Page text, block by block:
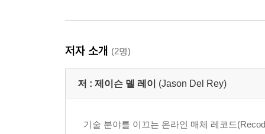
저자 소개 (2명)
저 : 제이슨 델 레이 (Jason Del Rey)
기술 분야를 이끄는 온라인 매체 레코드